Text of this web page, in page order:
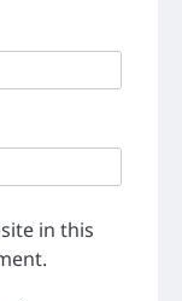
in this